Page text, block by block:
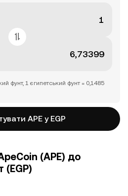
фунт, 1 єгипетський фунт = 0,1485
APE у EGP
(APE) до
(EGP)